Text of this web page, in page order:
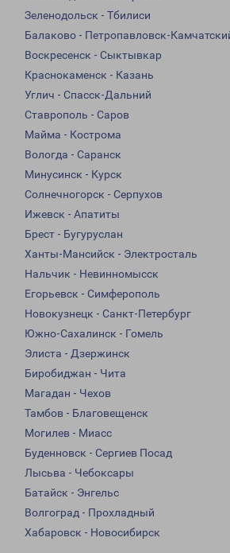
Зеленодольск - Тбилиси
Балаково - Петропавловск-
Воскресенск - Сыктывкар
Краснокаменск - Казань
Углич - Спасск-Дальний
Ставрополь - Саров
Майма - Кострома
Вологда - Саранск
Минусинск - Курск
Солнечногорск - Серпухов
Ижевск - Апатиты
Брест - Бугуруслан
Ханты-Мансийск - Электросталь
Нальчик - Невинномысск
Егорьевск - Симферополь
Новокузнецк - Санкт-Петербург
Южно-Сахалинск - Гомель
Элиста - Дзержинск
Биробиджан - Чита
Магадан - Чехов
Тамбов - Благовещенск
Могилев - Миасс
Буденновск - Сергиев Посад
Лысьва - Чебоксары
Батайск - Энгельс
Волгоград - Прохладный
Хабаровск - Новосибирск